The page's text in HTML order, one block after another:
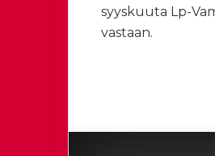
syyskuuta Lp-
vastaan.